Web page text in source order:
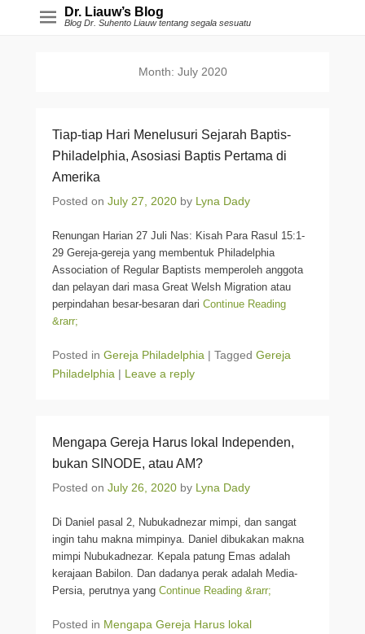
Dr. Liauw’s Blog
Blog Dr. Suhento Liauw tentang segala sesuatu
Month: July 2020
Tiap-tiap Hari Menelusuri Sejarah Baptis-
Philadelphia, Asosiasi Baptis Pertama di
Amerika
Posted on July 27, 2020 by Lyna Dady
Renungan Harian 27 Juli Nas: Kisah Para Rasul 15:1-
29 Gereja-gereja yang membentuk Philadelphia
Association of Regular Baptists memperoleh anggota
dan pelayan dari masa Great Welsh Migration atau
perpindahan besar-besaran dari Continue Reading
&rarr;
Posted in Gereja Philadelphia | Tagged Gereja
Philadelphia | Leave a reply
Mengapa Gereja Harus lokal Independen,
bukan SINODE, atau AM?
Posted on July 26, 2020 by Lyna Dady
Di Daniel pasal 2, Nubukadnezar mimpi, dan sangat
ingin tahu makna mimpinya. Daniel dibukakan makna
mimpi Nubukadnezar. Kepala patung Emas adalah
kerajaan Babilon. Dan dadanya perak adalah Media-
Persia, perutnya yang Continue Reading &rarr;
Posted in Mengapa Gereja Harus lokal